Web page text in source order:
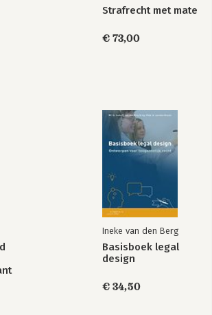
Strafrecht met mate
€ 73,00
Ineke van den Berg
Basisboek legal
design
€ 34,50